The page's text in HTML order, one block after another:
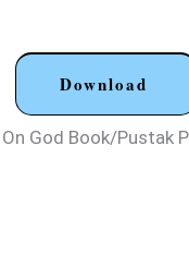
Download
On God Book/Pustak